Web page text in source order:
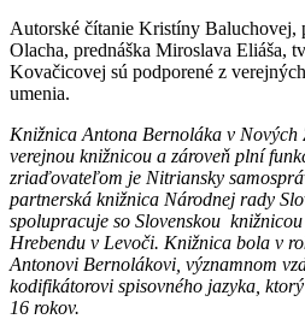
Autorské čítanie Kristíny Baluchovej,
Olacha, prednáška Miroslava Eliáša,
Kovačicovej sú podporené z
umenia.
Knižnica Antona Bernoláka v Nových
verejnou knižnicou a zároveň plní
zriaďovateľom je Nitriansky
partnerská knižnica Národnej rady
spolupracuje so Slovenskou
Hrebendu v Levoči. Knižnica bola v
Antonovi Bernolákovi, významnom
kodifikátorovi spisovného jazyka,
16 rokov.